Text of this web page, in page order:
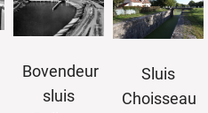
Bovendeur
sluis
Sluis
Choisseau